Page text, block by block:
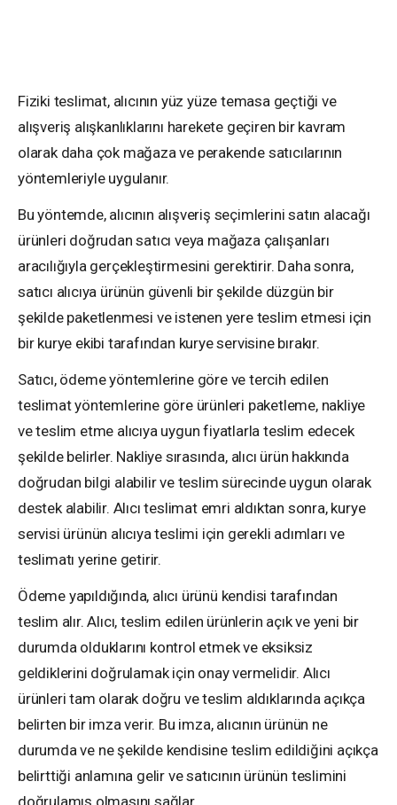
Fiziki teslimat, alıcının yüz yüze temasa geçtiği ve
alışveriş alışkanlıklarını harekete geçiren bir kavram
olarak daha çok mağaza ve perakende satıcılarının
yöntemleriyle uygulanır.
Bu yöntemde, alıcının alışveriş seçimlerini satın alacağı
ürünleri doğrudan satıcı veya mağaza çalışanları
aracılığıyla gerçekleştirmesini gerektirir. Daha sonra,
satıcı alıcıya ürünün güvenli bir şekilde düzgün bir
şekilde paketlenmesi ve istenen yere teslim etmesi için
bir kurye ekibi tarafından kurye servisine bırakır.
Satıcı, ödeme yöntemlerine göre ve tercih edilen
teslimat yöntemlerine göre ürünleri paketleme, nakliye
ve teslim etme alıcıya uygun fiyatlarla teslim edecek
şekilde belirler. Nakliye sırasında, alıcı ürün hakkında
doğrudan bilgi alabilir ve teslim sürecinde uygun olarak
destek alabilir. Alıcı teslimat emri aldıktan sonra, kurye
servisi ürünün alıcıya teslimi için gerekli adımları ve
teslimatı yerine getirir.
Ödeme yapıldığında, alıcı ürünü kendisi tarafından
teslim alır. Alıcı, teslim edilen ürünlerin açık ve yeni bir
durumda olduklarını kontrol etmek ve eksiksiz
geldiklerini doğrulamak için onay vermelidir. Alıcı
ürünleri tam olarak doğru ve teslim aldıklarında açıkça
belirten bir imza verir. Bu imza, alıcının ürünün ne
durumda ve ne şekilde kendisine teslim edildiğini açıkça
belirttiği anlamına gelir ve satıcının ürünün teslimini
doğrulamış olmasını sağlar.